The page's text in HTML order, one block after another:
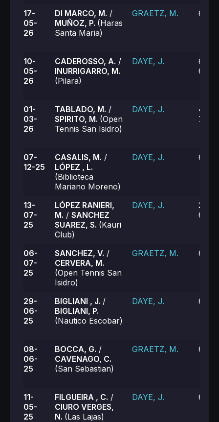
17-
05-
26
DI MARCO, M. /
MUÑOZ, P. (Haras
Santa Maria)
GRAETZ, M. 6-1,
10-
05-
26
CADEROSSO, A. /
INURRIGARRO, M.
(Pilara)
DAYE, J.
6-7,
6-7
01-
03-
26
TABLADO, M. /
SPIRITO, M. (Open
Tennis San Isidro)
DAYE, J.
4-6,
7-6
07-
12-25
CASALIS, M. /
LÓPEZ , L.
(Biblioteca
Mariano Moreno)
DAYE, J. 6-2,
13-
07-
25
LÓPEZ RANIERI,
M. / SANCHEZ
SUAREZ, S. (Kauri
Club)
DAYE, J.
2-6,
6-7
06-
07-
25
SANCHEZ, V. /
CERVERA, M.
(Open Tennis San
Isidro)
GRAETZ, M. 6-4,
29-
06-
25
BIGLIANI , J. /
BIGLIANI, P.
(Nautico Escobar)
DAYE, J. 6-4,
08-
06-
25
BOCCA, G. /
CAVENAGO, C.
(San Sebastian)
GRAETZ, M. 6-4,
11-
05-
25
FILGUEIRA , C. /
CIURO VERGES,
N. (Las Lajas)
DAYE, J. 6-0,